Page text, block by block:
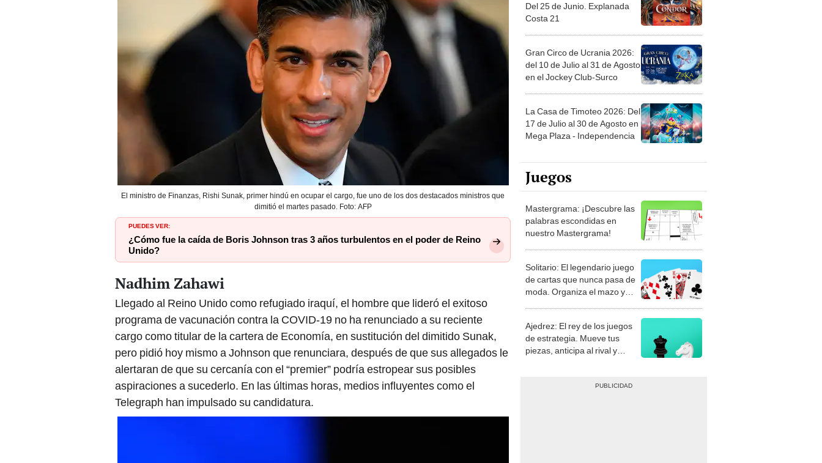
El ministro de Finanzas, Rishi Sunak, primer hindú en ocupar el cargo, fue uno de los dos destacados ministros que
dimitió el martes pasado. Foto: AFP
PUEDES VER:
¿Cómo fue la caída de Boris Johnson tras 3 años turbulentos en el poder de Reino
Unido?
Nadhim Zahawi
Llegado al Reino Unido como refugiado iraquí, el hombre que lideró el exitoso
programa de vacunación contra la COVID-19 no ha renunciado a su reciente
cargo como titular de la cartera de Economía, en sustitución del dimitido Sunak,
pero pidió hoy mismo a Johnson que renunciara, después de que sus allegados le
alertaran de que su cercanía con el “premier” podría estropear sus posibles
aspiraciones a sucederlo. En las últimas horas, medios influyentes como el
Telegraph han impulsado su candidatura.
Del 25 de Junio. Explanada
Costa 21
Gran Circo de Ucrania 2026:
del 10 de Julio al 31 de Agosto
en el Jockey Club-Surco
La Casa de Timoteo 2026: Del
17 de Julio al 30 de Agosto en
Mega Plaza - Independencia
Juegos
Mastergrama: ¡Descubre las
palabras escondidas en
nuestro Mastergrama!
Solitario: El legendario juego
de cartas que nunca pasa de
moda. Organiza el mazo y
Ajedrez: El rey de los juegos
de estrategia. Mueve tus
piezas, anticipa al rival y